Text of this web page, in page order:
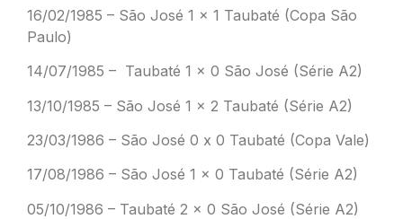
16/02/1985 – São José 1 x 1 Taubaté (Copa São
Paulo)
14/07/1985 – Taubaté 1 x 0 São José (Série A2)
13/10/1985 – São José 1 x 2 Taubaté (Série A2)
23/03/1986 – São José 0 x 0 Taubaté (Copa Vale)
17/08/1986 – São José 1 x 0 Taubaté (Série A2)
05/10/1986 – Taubaté 2 x 0 São José (Série A2)